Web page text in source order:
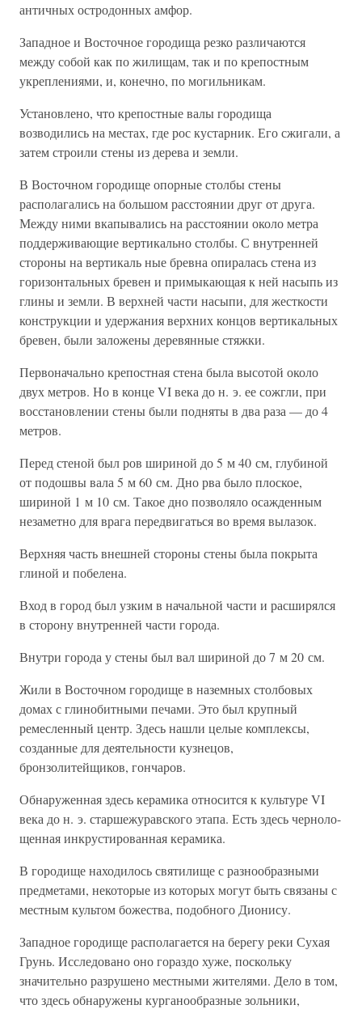
античных остродонных амфор.
Западное и Восточное городища резко различаются
между собой как по жилищам, так и по крепостным
укреплениями, и, конечно, по могильникам.
Установлено, что крепостные валы городища
возводились на местах, где рос кустарник. Его сжигали, а
затем строили стены из дерева и земли.
В Восточном городище опорные столбы стены
располагались на большом расстоянии друг от друга.
Между ними вкапывались на расстоянии около метра
поддерживающие вертикально столбы. С внутренней
стороны на вертикаль ные бревна опиралась стена из
горизонтальных бревен и примыкающая к ней насыпь из
глины и земли. В верхней части насыпи, для жесткости
конструкции и удержания верхних концов вертикальных
бревен, были заложены деревянные стяжки.
Первоначально крепостная стена была высотой около
двух метров. Но в конце VI века до н. э. ее сожгли, при
восстановлении стены были подняты в два раза — до 4
метров.
Перед стеной был ров шириной до 5 м 40 см, глубиной
от подошвы вала 5 м 60 см. Дно рва было плоское,
шириной 1 м 10 см. Такое дно позволяло осажденным
незаметно для врага передвигаться во время вылазок.
Верхняя часть внешней стороны стены была покрыта
глиной и побелена.
Вход в город был узким в начальной части и расширялся
в сторону внутренней части города.
Внутри города у стены был вал шириной до 7 м 20 см.
Жили в Восточном городище в наземных столбовых
домах с глинобитными печами. Это был крупный
ремесленный центр. Здесь нашли целые комплексы,
созданные для деятельности кузнецов,
бронзолитейщиков, гончаров.
Обнаруженная здесь керамика относится к культуре VI
века до н. э. старшежуравского этапа. Есть здесь черноло-
щенная инкрустированная керамика.
В городище находилось святилище с разнообразными
предметами, некоторые из которых могут быть связаны с
местным культом божества, подобного Дионису.
Западное городище располагается на берегу реки Сухая
Грунь. Исследовано оно гораздо хуже, поскольку
значительно разрушено местными жителями. Дело в том,
что здесь обнаружены курганообразные зольники,